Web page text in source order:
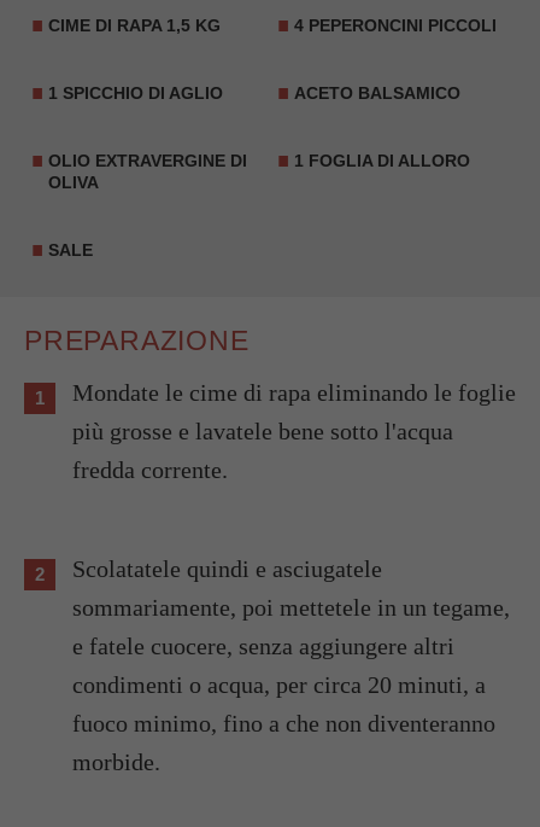
CIME DI RAPA 1,5 KG 4 PEPERONCINI PICCOLI
1 SPICCHIO DI AGLIO ACETO BALSAMICO
OLIO EXTRAVERGINE DI
OLIVA
1 FOGLIA DI ALLORO
SALE
PREPARAZIONE
Mondate le cime di rapa eliminando le foglie
più grosse e lavatele bene sotto l'acqua
fredda corrente.
Scolatatele quindi e asciugatele
sommariamente, poi mettetele in un tegame,
e fatele cuocere, senza aggiungere altri
condimenti o acqua, per circa 20 minuti, a
fuoco minimo, fino a che non diventeranno
morbide.